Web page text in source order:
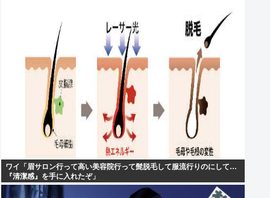
ワイ「眉サロン行って高い美容院行って髭脱毛して服流行りのにして…
『清潔感』を手に入れたぞ」